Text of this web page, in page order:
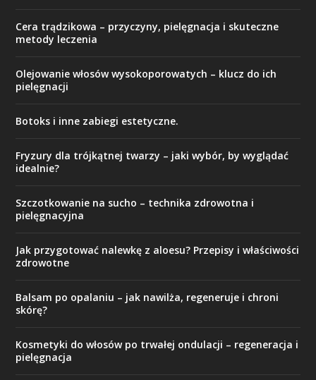
Cera trądzikowa – przyczyny, pielęgnacja i skuteczne
metody leczenia
Olejowanie włosów wysokoporowatych – klucz do ich
pielęgnacji
Botoks i inne zabiegi estetyczne.
Fryzury dla trójkątnej twarzy – jaki wybór, by wyglądać
idealnie?
Szczotkowanie na sucho – technika zdrowotna i
pielęgnacyjna
Jak przygotować nalewkę z aloesu? Przepisy i właściwości
zdrowotne
Balsam po opalaniu – jak nawilża, regeneruje i chroni
skórę?
Kosmetyki do włosów po trwałej ondulacji – regeneracja i
pielęgnacja